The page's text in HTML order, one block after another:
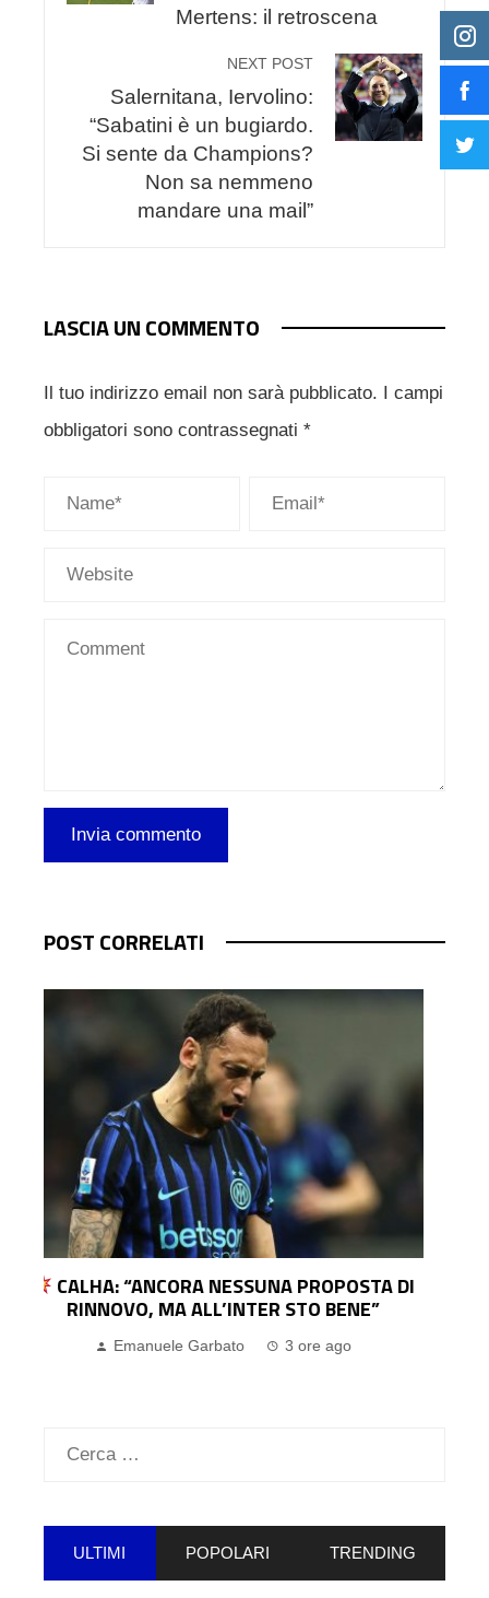
Mertens: il retroscena
NEXT POST
Salernitana, Iervolino:
“Sabatini è un bugiardo.
Si sente da Champions?
Non sa nemmeno
mandare una mail”
LASCIA UN COMMENTO
Il tuo indirizzo email non sarà pubblicato.
I campi
obbligatori sono contrassegnati *
POST CORRELATI
SCONFITTA DA INCUBO PER IL GENOA: IL
BOURNEMOUTH NE FA DIECI A DDR
Emanuele Garbato 4 giorni ago
Ricerca
ULTIMI POPOLARI TRENDING